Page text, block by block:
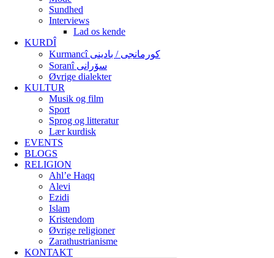
Sundhed
Interviews
Lad os kende
KURDÎ
Kurmancî کورمانجی / بادینی
Soranî سۆرانی
Øvrige dialekter
KULTUR
Musik og film
Sport
Sprog og litteratur
Lær kurdisk
EVENTS
BLOGS
RELIGION
Ahl’e Haqq
Alevi
Ezidi
Islam
Kristendom
Øvrige religioner
Zarathustrianisme
KONTAKT